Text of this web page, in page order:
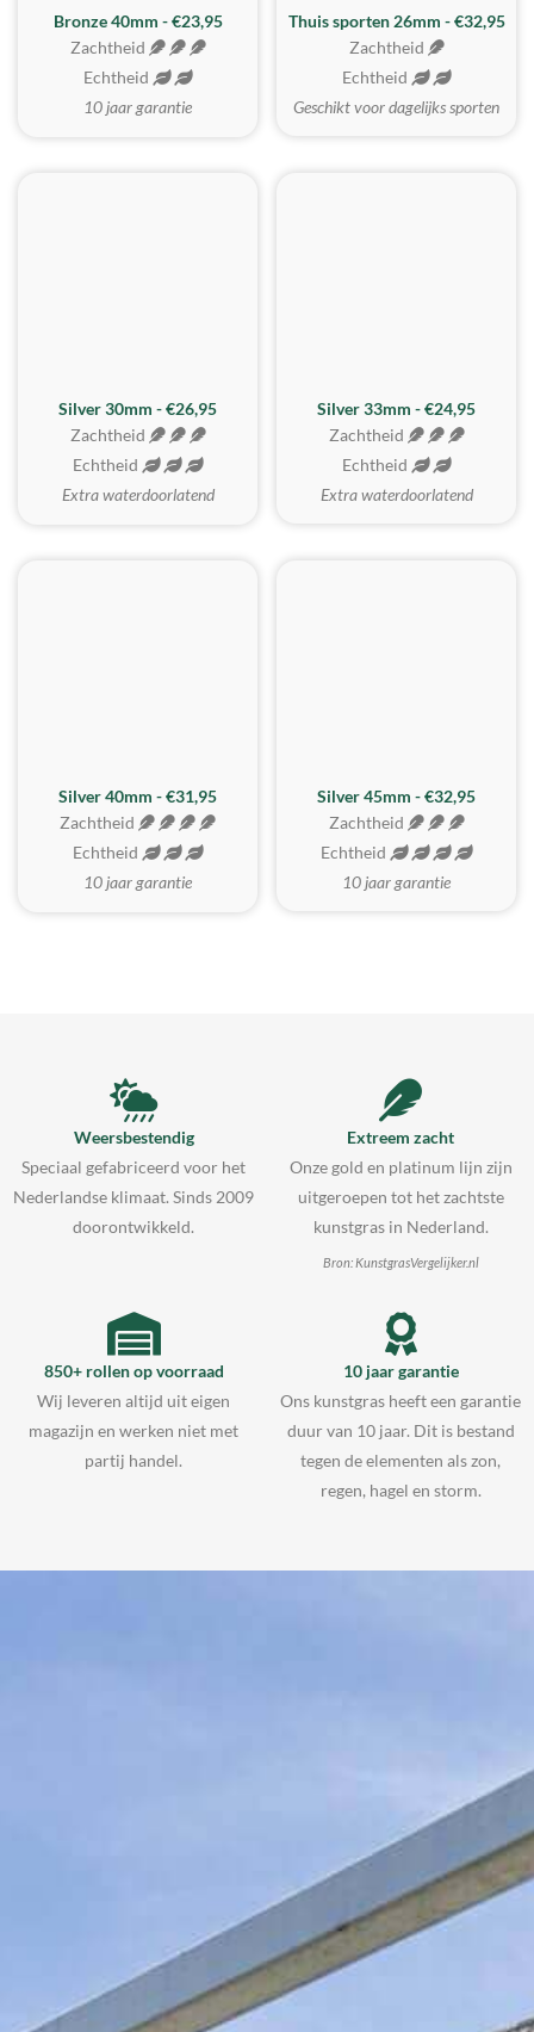
Bronze 40mm - €23,95
Zachtheid
Echtheid
10 jaar garantie
Thuis sporten 26mm - €32,95
Zachtheid
Echtheid
Geschikt voor dagelijks sporten
Silver 30mm - €26,95
Zachtheid
Echtheid
Extra waterdoorlatend
Silver 33mm - €24,95
Zachtheid
Echtheid
Extra waterdoorlatend
Silver 40mm - €31,95
Zachtheid
Echtheid
10 jaar garantie
MEEST GEKOZEN
Silver 45mm - €32,95
Zachtheid
Echtheid
10 jaar garantie
Weersbestendig
Speciaal gefabriceerd voor het
Nederlandse klimaat. Sinds 2009
doorontwikkeld.
Extreem zacht
Onze gold en platinum lijn zijn
uitgeroepen tot het zachtste
kunstgras in Nederland.
Bron: KunstgrasVergelijker.nl
850+ rollen op voorraad
Wij leveren altijd uit eigen
magazijn en werken niet met
partij handel.
10 jaar garantie
Ons kunstgras heeft een garantie
duur van 10 jaar. Dit is bestand
tegen de elementen als zon,
regen, hagel en storm.